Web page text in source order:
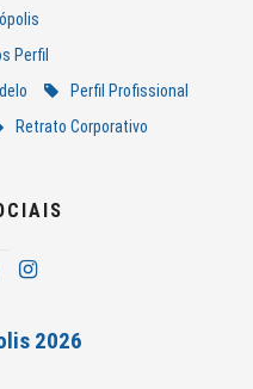
Perfil
Perfil Profissional
Retrato Corporativo
2026